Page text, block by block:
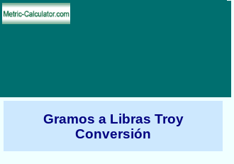
Gramos a Libras Troy
Conversión